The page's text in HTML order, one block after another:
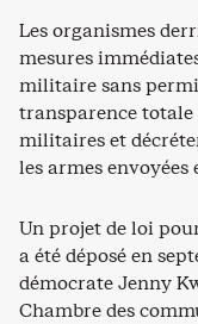
Les organismes
mesures
militaire sans
transparence totale
militaires et
les armes envoyées
Un projet de loi
a été déposé en
démocrate Jenny
Chambre des